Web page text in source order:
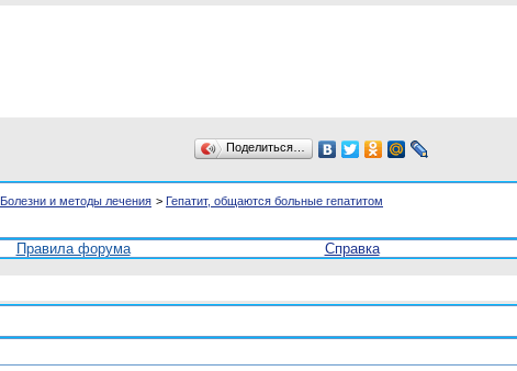
Поделиться…
Болезни и методы лечения > Гепатит, общаются больные гепатитом
Правила форума Справка